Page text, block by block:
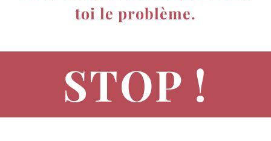
toi le problème.
STOP !